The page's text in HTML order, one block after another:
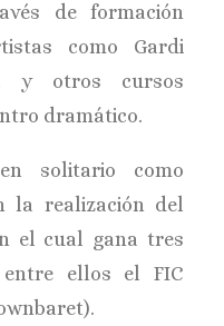
de formación
como Gardi
y otros cursos
dramático.
solitario como
la realización del
el cual gana tres
entre ellos el FIC